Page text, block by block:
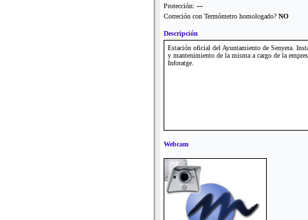
Protección: ---
Correción con Termómetro homologado? NO
Descripción
Estación oficial del Ayuntamiento de Senyera.
y mantenimiento de la misma a cargo de la
Inforatge.
Webcam